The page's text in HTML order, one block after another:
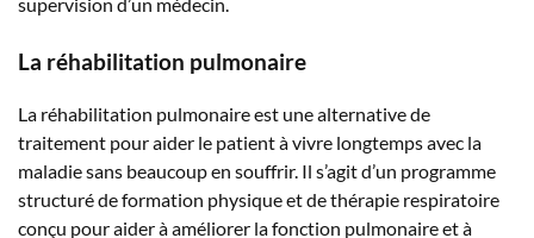
La réhabilitation pulmonaire
La réhabilitation pulmonaire est une alternative de
traitement pour aider le patient à vivre longtemps avec la
maladie sans beaucoup en souffrir. Il s’agit d’un programme
structuré de formation physique et de thérapie respiratoire
conçu pour aider à améliorer la fonction pulmonaire et à